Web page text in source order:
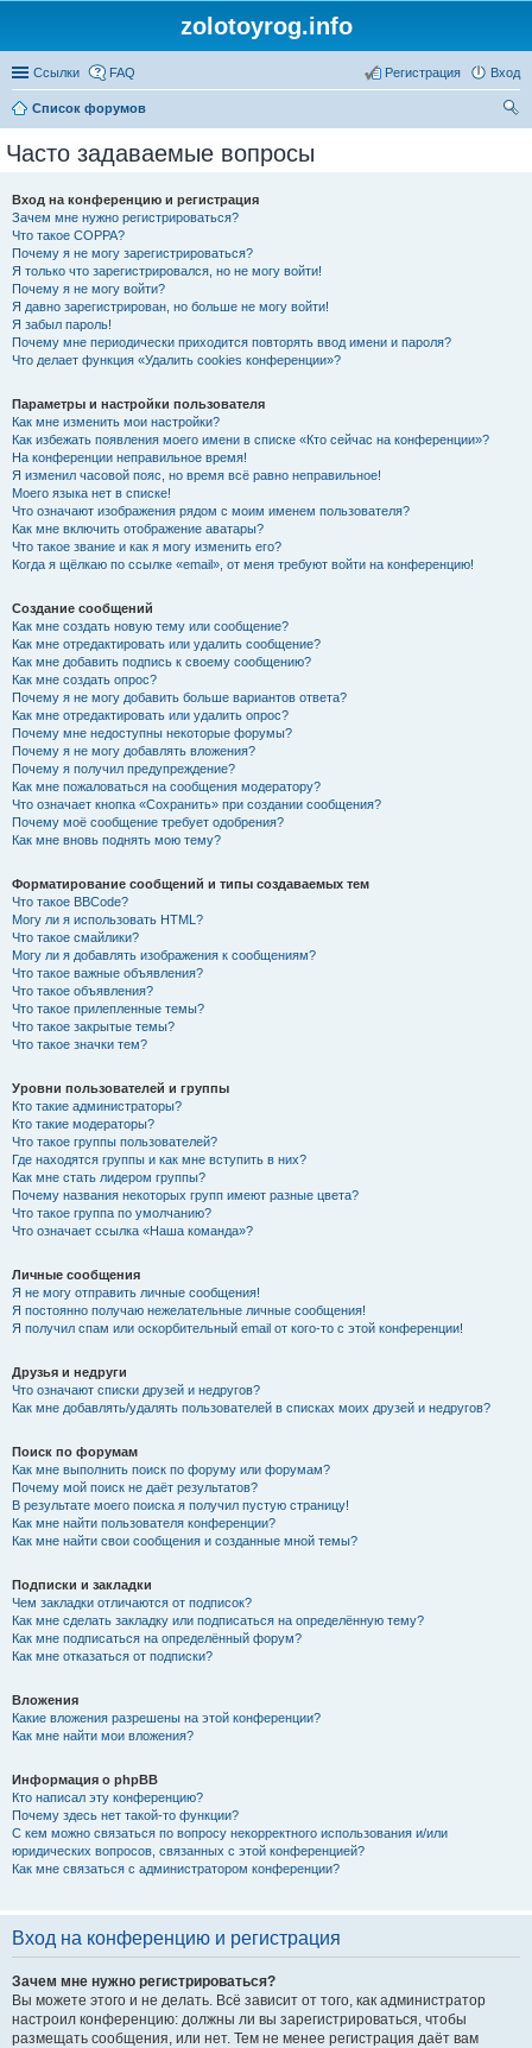
zolotoyrog.info
Ссылки FAQ Вход
Регистрация
Список форумов
Часто задаваемые вопросы
Вход на конференцию и регистрация
Зачем мне нужно регистрироваться?
Что такое COPPA?
Почему я не могу зарегистрироваться?
Я только что зарегистрировался, но не могу войти!
Почему я не могу войти?
Я давно зарегистрирован, но больше не могу войти!
Я забыл пароль!
Почему мне периодически приходится повторять ввод имени и пароля?
Что делает функция «Удалить cookies конференции»?
Параметры и настройки пользователя
Как мне изменить мои настройки?
Как избежать появления моего имени в списке «Кто сейчас на конференции»?
На конференции неправильное время!
Я изменил часовой пояс, но время всё равно неправильное!
Моего языка нет в списке!
Что означают изображения рядом с моим именем пользователя?
Как мне включить отображение аватары?
Что такое звание и как я могу изменить его?
Когда я щёлкаю по ссылке «email», от меня требуют войти на конференцию!
Создание сообщений
Как мне создать новую тему или сообщение?
Как мне отредактировать или удалить сообщение?
Как мне добавить подпись к своему сообщению?
Как мне создать опрос?
Почему я не могу добавить больше вариантов ответа?
Как мне отредактировать или удалить опрос?
Почему мне недоступны некоторые форумы?
Почему я не могу добавлять вложения?
Почему я получил предупреждение?
Как мне пожаловаться на сообщения модератору?
Что означает кнопка «Сохранить» при создании сообщения?
Почему моё сообщение требует одобрения?
Как мне вновь поднять мою тему?
Форматирование сообщений и типы создаваемых тем
Что такое BBCode?
Могу ли я использовать HTML?
Что такое смайлики?
Могу ли я добавлять изображения к сообщениям?
Что такое важные объявления?
Что такое объявления?
Что такое прилепленные темы?
Что такое закрытые темы?
Что такое значки тем?
Уровни пользователей и группы
Кто такие администраторы?
Кто такие модераторы?
Что такое группы пользователей?
Где находятся группы и как мне вступить в них?
Как мне стать лидером группы?
Почему названия некоторых групп имеют разные цвета?
Что такое группа по умолчанию?
Что означает ссылка «Наша команда»?
Личные сообщения
Я не могу отправить личные сообщения!
Я постоянно получаю нежелательные личные сообщения!
Я получил спам или оскорбительный email от кого-то с этой конференции!
Друзья и недруги
Что означают списки друзей и недругов?
Как мне добавлять/удалять пользователей в списках моих друзей и недругов?
Поиск по форумам
Как мне выполнить поиск по форуму или форумам?
Почему мой поиск не даёт результатов?
В результате моего поиска я получил пустую страницу!
Как мне найти пользователя конференции?
Как мне найти свои сообщения и созданные мной темы?
Подписки и закладки
Чем закладки отличаются от подписок?
Как мне сделать закладку или подписаться на определённую тему?
Как мне подписаться на определённый форум?
Как мне отказаться от подписки?
Вложения
Какие вложения разрешены на этой конференции?
Как мне найти мои вложения?
Информация о phpBB
Кто написал эту конференцию?
Почему здесь нет такой-то функции?
С кем можно связаться по вопросу некорректного использования и/или
юридических вопросов, связанных с этой конференцией?
Как мне связаться с администратором конференции?
Вход на конференцию и регистрация
Зачем мне нужно регистрироваться?
Вы можете этого и не делать. Всё зависит от того, как администратор
настроил конференцию: должны ли вы зарегистрироваться, чтобы
размещать сообщения, или нет. Тем не менее регистрация даёт вам